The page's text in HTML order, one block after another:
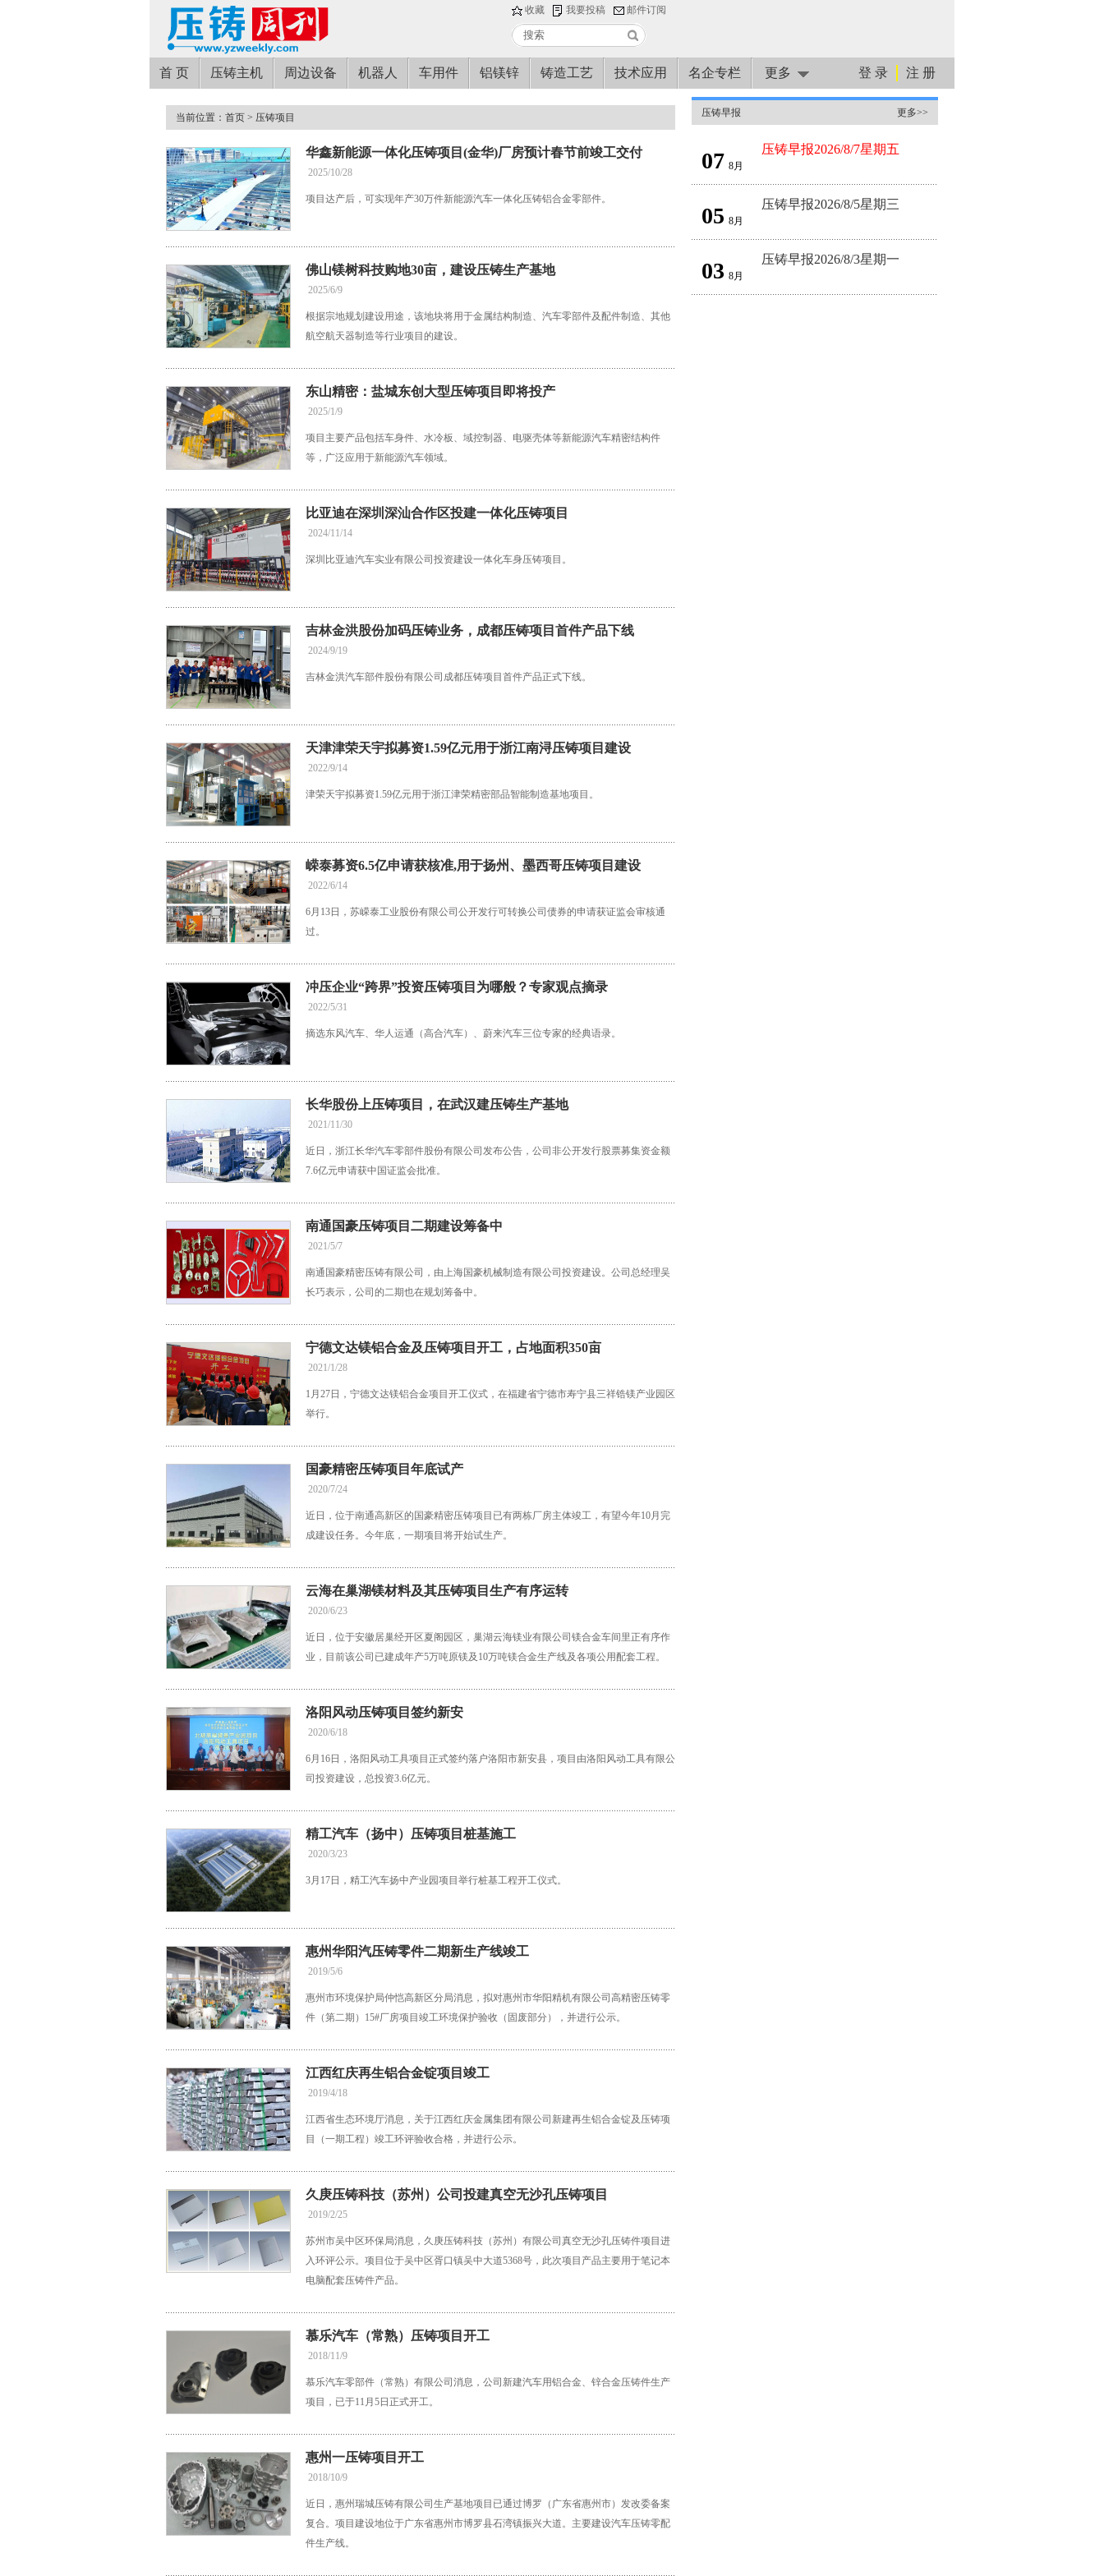
收藏 我要投稿 邮件订阅
首 页 压铸主机 周边设备 机器人 车用件 铝镁锌 铸造工艺 技术应用 名企专栏 更多 登 录 注 册
当前位置： 首页 > 压铸项目
华鑫新能源一体化压铸项目(金华)厂房预计春节前竣工交付
2025/10/28
项目达产后，可实现年产30万件新能源汽车一体化压铸铝合金零部件。
佛山镁树科技购地30亩，建设压铸生产基地
2025/6/9
根据宗地规划建设用途，该地块将用于金属结构制造、汽车零部件及配件制造、其他
航空航天器制造等行业项目的建设。
东山精密：盐城东创大型压铸项目即将投产
2025/1/9
项目主要产品包括车身件、水冷板、域控制器、电驱壳体等新能源汽车精密结构件
等，广泛应用于新能源汽车领域。
比亚迪在深圳深汕合作区投建一体化压铸项目
2024/11/14
深圳比亚迪汽车实业有限公司投资建设一体化车身压铸项目。
吉林金洪股份加码压铸业务，成都压铸项目首件产品下线
2024/9/19
吉林金洪汽车部件股份有限公司成都压铸项目首件产品正式下线。
天津津荣天宇拟募资1.59亿元用于浙江南浔压铸项目建设
2022/9/14
津荣天宇拟募资1.59亿元用于浙江津荣精密部品智能制造基地项目。
嵘泰募资6.5亿申请获核准,用于扬州、墨西哥压铸项目建设
2022/6/14
6月13日，苏嵘泰工业股份有限公司公开发行可转换公司债券的申请获证监会审核通
过。
冲压企业“跨界”投资压铸项目为哪般？专家观点摘录
2022/5/31
摘选东风汽车、华人运通（高合汽车）、蔚来汽车三位专家的经典语录。
长华股份上压铸项目，在武汉建压铸生产基地
2021/11/30
近日，浙江长华汽车零部件股份有限公司发布公告，公司非公开发行股票募集资金额
7.6亿元申请获中国证监会批准。
南通国豪压铸项目二期建设筹备中
2021/5/7
南通国豪精密压铸有限公司，由上海国豪机械制造有限公司投资建设。公司总经理吴
长巧表示，公司的二期也在规划筹备中。
宁德文达镁铝合金及压铸项目开工，占地面积350亩
2021/1/28
1月27日，宁德文达镁铝合金项目开工仪式，在福建省宁德市寿宁县三祥锆镁产业园区
举行。
国豪精密压铸项目年底试产
2020/7/24
近日，位于南通高新区的国豪精密压铸项目已有两栋厂房主体竣工，有望今年10月完
成建设任务。今年底，一期项目将开始试生产。
云海在巢湖镁材料及其压铸项目生产有序运转
2020/6/23
近日，位于安徽居巢经开区夏阁园区，巢湖云海镁业有限公司镁合金车间里正有序作
业，目前该公司已建成年产5万吨原镁及10万吨镁合金生产线及各项公用配套工程。
洛阳风动压铸项目签约新安
2020/6/18
6月16日，洛阳风动工具项目正式签约落户洛阳市新安县，项目由洛阳风动工具有限公
司投资建设，总投资3.6亿元。
精工汽车（扬中）压铸项目桩基施工
2020/3/23
3月17日，精工汽车扬中产业园项目举行桩基工程开工仪式。
惠州华阳汽压铸零件二期新生产线竣工
2019/5/6
惠州市环境保护局仲恺高新区分局消息，拟对惠州市华阳精机有限公司高精密压铸零
件（第二期）15#厂房项目竣工环境保护验收（固废部分），并进行公示。
江西红庆再生铝合金锭项目竣工
2019/4/18
江西省生态环境厅消息，关于江西红庆金属集团有限公司新建再生铝合金锭及压铸项
目（一期工程）竣工环评验收合格，并进行公示。
久庚压铸科技（苏州）公司投建真空无沙孔压铸项目
2019/2/25
苏州市吴中区环保局消息，久庚压铸科技（苏州）有限公司真空无沙孔压铸件项目进
入环评公示。项目位于吴中区胥口镇吴中大道5368号，此次项目产品主要用于笔记本
电脑配套压铸件产品。
慕乐汽车（常熟）压铸项目开工
2018/11/9
慕乐汽车零部件（常熟）有限公司消息，公司新建汽车用铝合金、锌合金压铸件生产
项目，已于11月5日正式开工。
惠州一压铸项目开工
2018/10/9
近日，惠州瑞城压铸有限公司生产基地项目已通过博罗（广东省惠州市）发改委备案
复合。项目建设地位于广东省惠州市博罗县石湾镇振兴大道。主要建设汽车压铸零配
件生产线。
压铸早报 更多>>
07 8月
压铸早报2026/8/7星期五
05 8月
压铸早报2026/8/5星期三
03 8月
压铸早报2026/8/3星期一